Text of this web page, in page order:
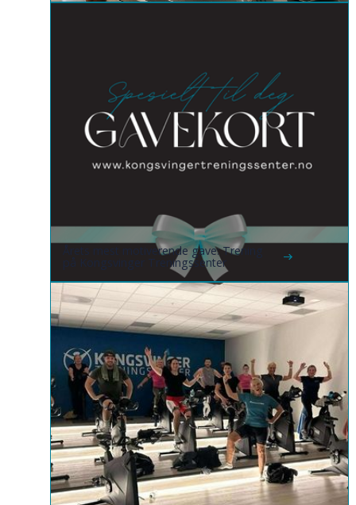
Årets mest motiverende gave: Trening
på Kongsvinger Treningssenter